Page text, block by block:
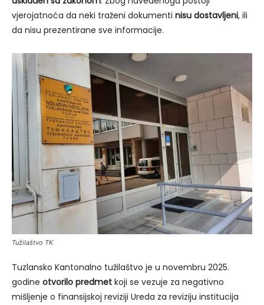
vjerojatnoća da neki traženi dokumenti nisu dostavljeni, ili
da nisu prezentirane sve informacije.
Tužilaštvo TK
Tuzlansko Kantonalno tužilaštvo je u novembru 2025.
godine otvorilo predmet koji se vezuje za negativno
mišljenje o finansijskoj reviziji Ureda za reviziju institucija